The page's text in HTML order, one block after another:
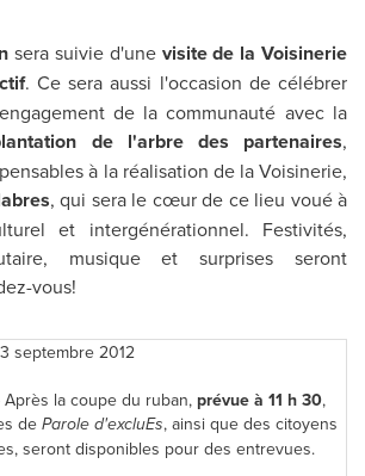
sera suivie d'une visite de la Voisinerie
. Ce sera aussi l'occasion de célébrer
de la communauté avec la
de l'arbre des partenaires,
à la réalisation de la Voisinerie,
, qui sera le cœur de ce lieu voué à
et intergénérationnel. Festivités,
musique et surprises seront
vous!
septembre 2012
Après la coupe du ruban, prévue à 11 h 30,
deParole d'excluEs, ainsi que des citoyens
seront disponibles pour des entrevues.